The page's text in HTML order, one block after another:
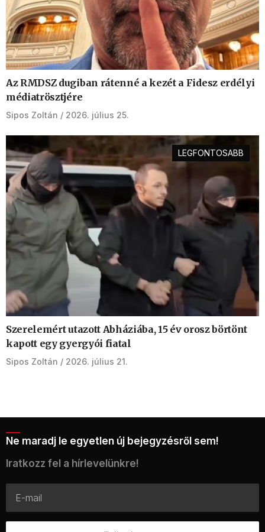
Az RMDSZ dugiban rátenné a kezét a Fidesz erdélyi
médiatrösztjére
Sipos Zoltán 2026. július 25.
LEGFONTOSABB
Szerelemért utazott Abháziába, 15 év orosz börtönt
kapott egy gyergyói fiatal
Sipos Zoltán 2026. július 21.
Ne maradj le egyetlen új bejegyzésről sem!
Iratkozz fel a hírlevelünkre!